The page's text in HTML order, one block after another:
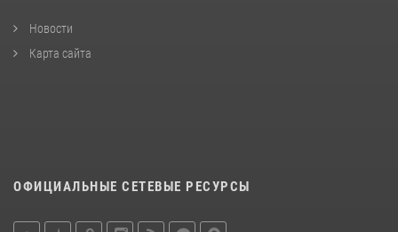
Новости
Карта сайта
ОФИЦИАЛЬНЫЕ СЕТЕВЫЕ РЕСУРСЫ